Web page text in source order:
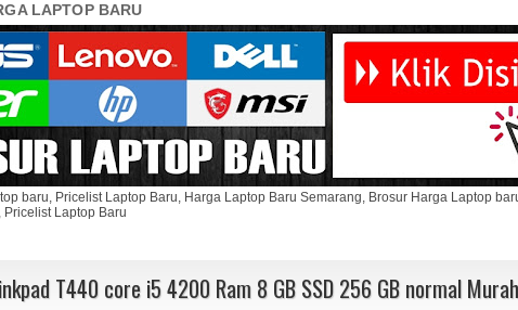
LAPTOP BARU
baru, Pricelist Laptop Baru, Harga Laptop Baru Semarang, Brosur Harga Laptop
Pricelist Laptop Baru
T440 core i5 4200 Ram 8 GB SSD 256 GB normal